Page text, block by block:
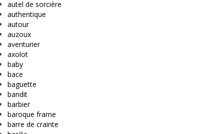
autel de sorcière
authentique
autour
auzoux
aventurier
axolot
baby
bace
baguette
bandit
barbier
baroque frame
barre de crainte